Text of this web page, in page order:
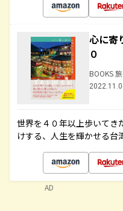
心に寄
０
BOOKS
世界を４０年以上歩いてき
けする、人生を輝かせる台
AD